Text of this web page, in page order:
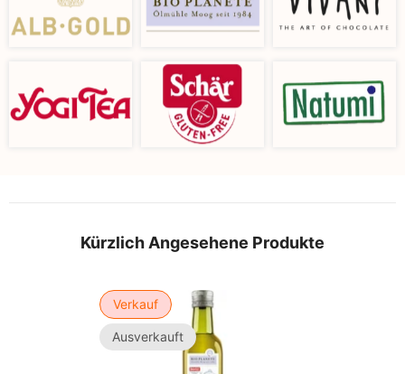
Kürzlich Angesehene Produkte
Verkauf
Ausverkauft